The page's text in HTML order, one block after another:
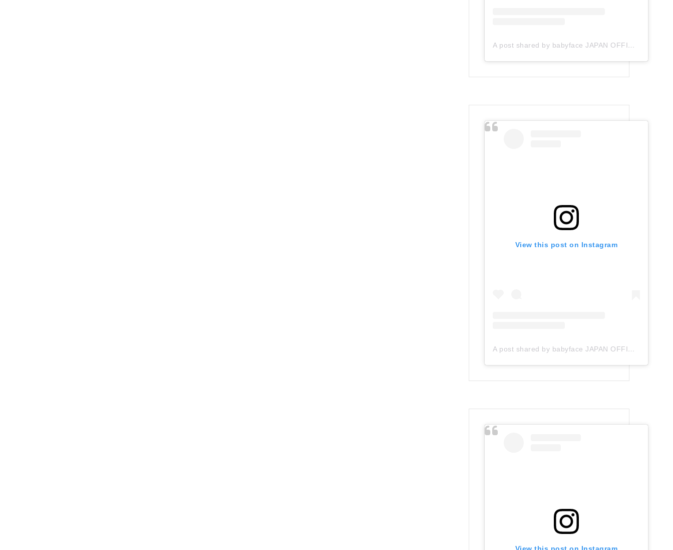
A post shared by babyface JAPAN OFFICIAL (@babyface_japan)
View this post on Instagram
A post shared by babyface JAPAN OFFICIAL (@babyface_japan)
View this post on Instagram